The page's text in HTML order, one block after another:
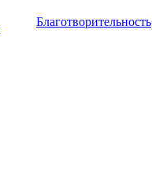
Благотворительность